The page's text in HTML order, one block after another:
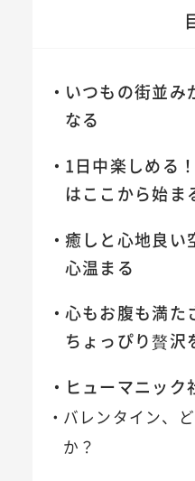
いつもの街並み
なる
1日中楽しめる
はここから始ま
癒しと心地良い
心温まる
心もお腹も満た
ちょっぴり贅
ヒューマニック
バレンタイン、
か？